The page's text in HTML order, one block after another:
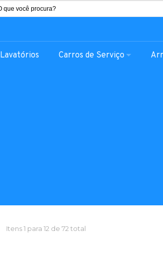
Lavatórios Carros de Serviço
Itens 1 para 12 de 72 total